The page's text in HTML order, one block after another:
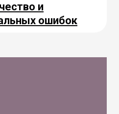
и
ошибок